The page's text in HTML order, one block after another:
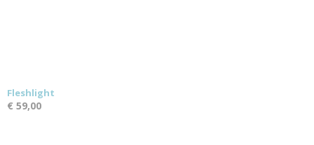
Fleshlight
€ 59,00